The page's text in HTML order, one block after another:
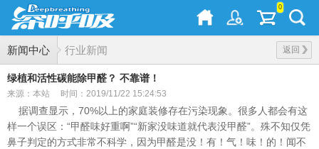
0
新闻中心 返回
行业新闻
绿植和活性碳能除甲醛？ 不靠谱！
来源：本站 时间：2019/11/22 15:24:53
据调查显示，70%以上的家庭装修存在污染现象。很多人都会有这
样一个误区：“甲醛味好重啊”“新家没味道就代表没甲醛”。殊不知仅凭
鼻子判定的方式非常不科学，因为甲醛是没！有！气！味！的！闻不